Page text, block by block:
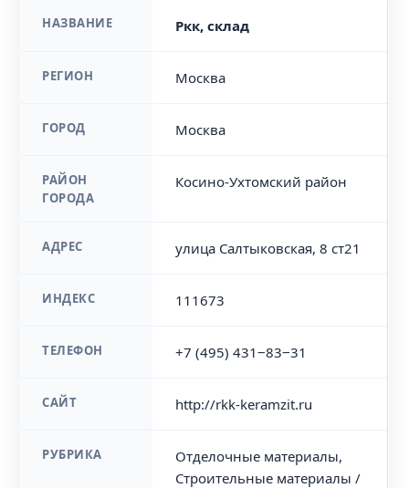
НАЗВАНИЕ Ркк, склад
РЕГИОН Москва
ГОРОД Москва
РАЙОН
ГОРОДА
Косино-Ухтомский район
АДРЕС улица Салтыковская, 8 ст21
ИНДЕКС 111673
ТЕЛЕФОН +7 (495) 431‒83‒31
САЙТ http://rkk-keramzit.ru
РУБРИКА
Отделочные материалы,
Строительные материалы /